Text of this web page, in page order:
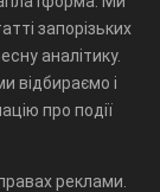
запорізьких
аналітику.
відбираємо і
про події
реклами.